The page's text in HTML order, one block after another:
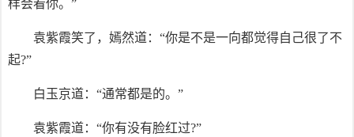
样会看你。”
袁紫霞笑了，嫣然道：“你是不是一向都觉得自己很了不
起?”
白玉京道：“通常都是的。”
袁紫霞道：“你有没有脸红过?”